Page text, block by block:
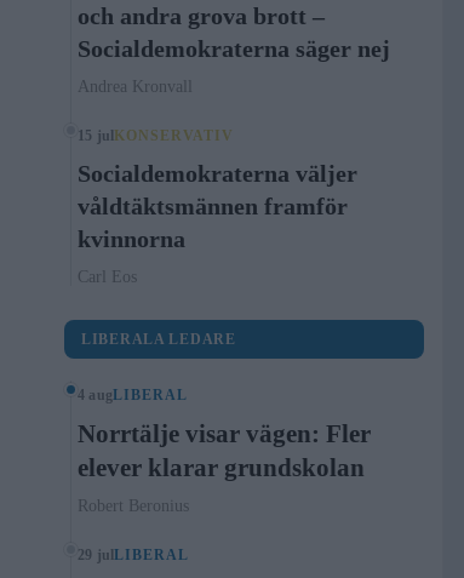
och andra grova brott –
Socialdemokraterna säger nej
Andrea Kronvall
15 jul KONSERVATIV
Socialdemokraterna väljer
våldtäktsmännen framför
kvinnorna
Carl Eos
LIBERALA LEDARE
4 augLIBERAL
Norrtälje visar vägen: Fler
elever klarar grundskolan
Robert Beronius
29 julLIBERAL